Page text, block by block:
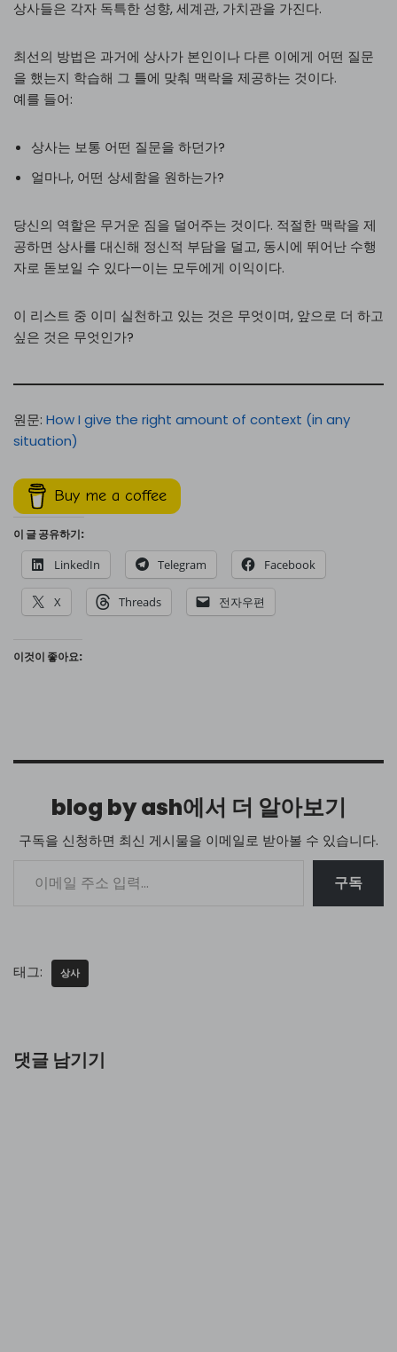
상사들은 각자 독특한 성향, 세계관, 가치관을 가진다.
최선의 방법은 과거에 상사가 본인이나 다른 이에게 어떤 질문
을 했는지 학습해 그 틀에 맞춰 맥락을 제공하는 것이다.
예를 들어:
상사는 보통 어떤 질문을 하던가?
얼마나, 어떤 상세함을 원하는가?
당신의 역할은 무거운 짐을 덜어주는 것이다. 적절한 맥락을 제
공하면 상사를 대신해 정신적 부담을 덜고, 동시에 뛰어난 수행
자로 돋보일 수 있다—이는 모두에게 이익이다.
이 리스트 중 이미 실천하고 있는 것은 무엇이며, 앞으로 더 하고
싶은 것은 무엇인가?
원문: How I give the right amount of context (in any
situation)
Buy me a coffee
이 글 공유하기:
LinkedIn Telegram Facebook
X Threads 전자우편
이것이 좋아요:
blog by ash에서 더 알아보기
구독을 신청하면 최신 게시물을 이메일로 받아볼 수 있습니다.
구독
태그: 상사
댓글 남기기